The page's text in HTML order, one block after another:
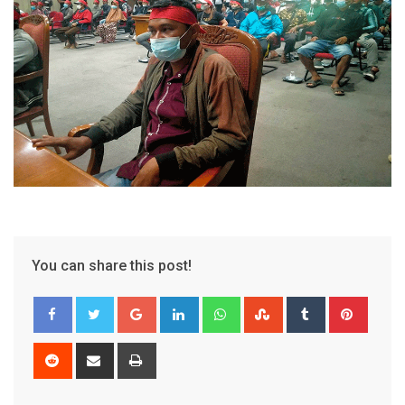
You can share this post!
Google+ LinkedIn WhatsappStumbleUpon
Tumblr
Reddit
Share